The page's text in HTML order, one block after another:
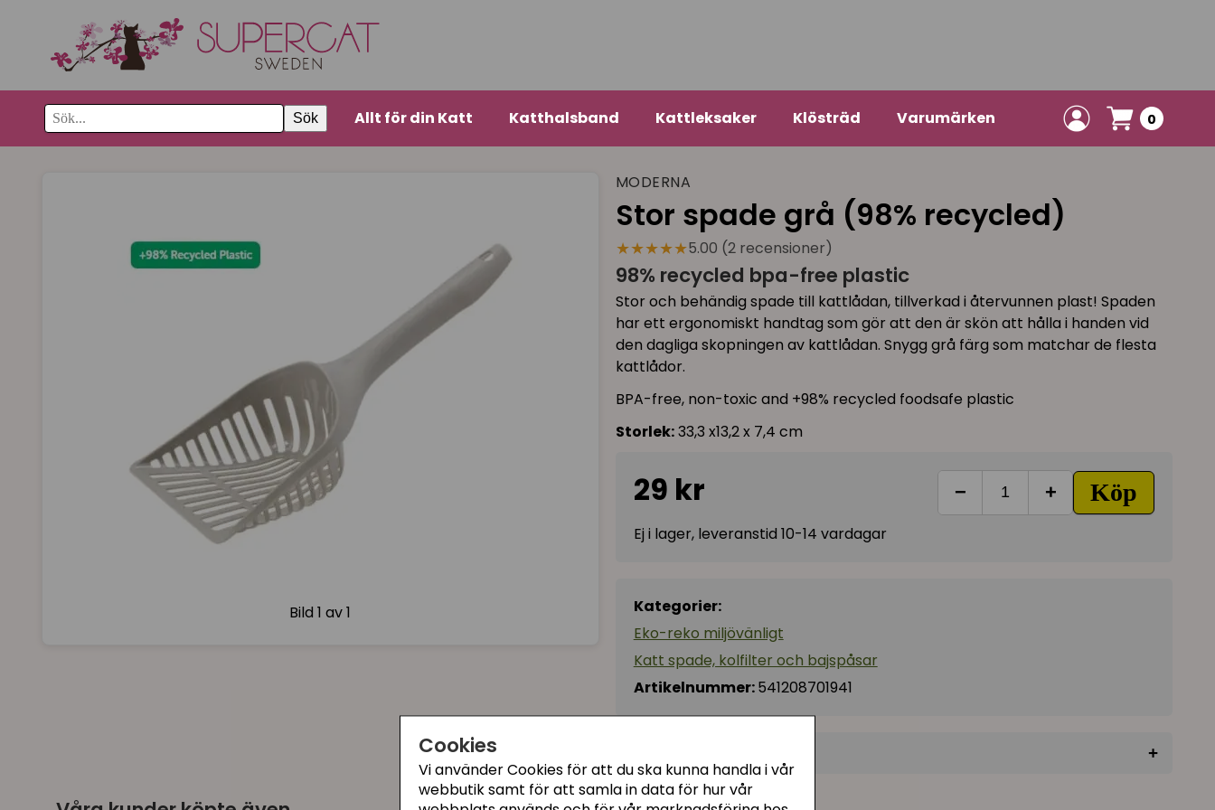
Cookies
Vi använder Cookies för att du ska kunna handla i vår
webbutik samt för att samla in data för hur vår
Sök Allt för din Katt Katthalsband Kattleksaker Klösträd Varumärken 0
Bild1 av 1
MODERNA
Stor spade grå (98% recycled)
★★★★★5.00 (2 recensioner)
98% recycled bpa-free plastic
Stor och behändig spade till kattlådan, tillverkad i återvunnen plast! Spaden
har ett ergonomiskt handtag som gör att den är skön att hålla i handen vid
den dagliga skopningen av kattlådan. Snygg grå färg som matchar de flesta
kattlådor.
BPA-free, non-toxic and +98% recycled foodsafe plastic
Storlek:33,3 x13,2 x 7,4 cm
29 kr − + Köp
Ej i lager, leveranstid 10-14 vardagar
Kategorier:
Eko-reko miljövänligt
Katt spade, kolfilter och bajspåsar
Artikelnummer:541208701941
+
Irene